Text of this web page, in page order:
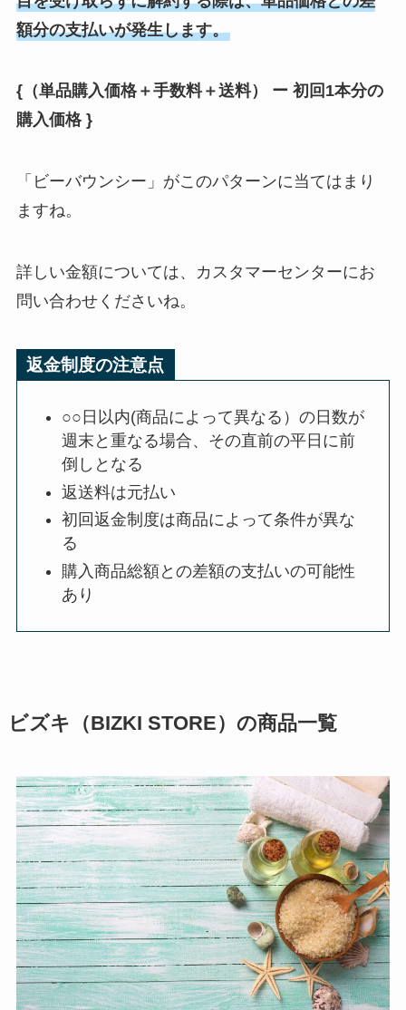
額分の支払いが発生します。
{（単品購入価格＋手数料＋送料） ー 初回1本分の
購入価格 }
「ビーバウンシー」がこのパターンに当てはまり
ますね。
詳しい金額については、カスタマーセンターにお
問い合わせくださいね。
返金制度の注意点
○○日以内(商品によって異なる）の日数が
週末と重なる場合、その直前の平日に前
倒しとなる
返送料は元払い
初回返金制度は商品によって条件が異な
る
購入商品総額との差額の支払いの可能性
あり
ビズキ（BIZKI STORE）の商品一覧